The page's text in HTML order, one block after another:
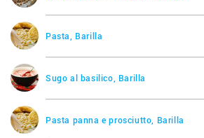
Pasta, Barilla
Sugo al basilico, Barilla
Pasta panna e prosciutto, Barilla